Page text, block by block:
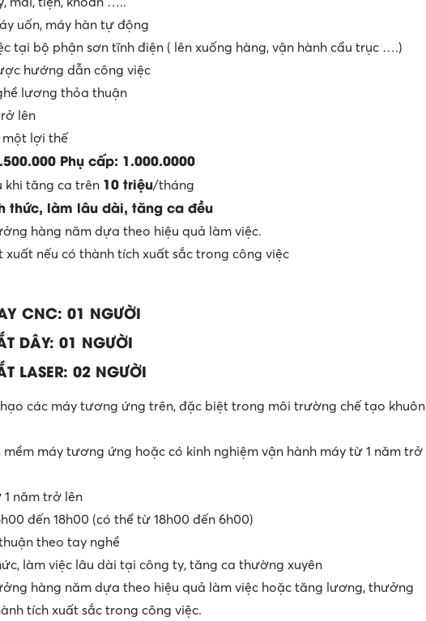
uốn, máy hàn tự động
tại bộ phận sơn tĩnh điện ( lên xuống hàng, vận hành cẩu trục ….)
hướng dẫn công việc
lương thỏa thuận
lên
một lợi thế
Phụ cấp: 1.000.0000
khi tăng ca trên 10 triệu/tháng
thức, làm lâu dài, tăng ca đều
hàng năm dựa theo hiệu quả làm việc.
nếu có thành tích xuất sắc trong công việc
CNC: 01 NGƯỜI
DÂY: 01 NGƯỜI
LASER: 02 NGƯỜI
các máy tương ứng trên, đặc biệt trong môi trường chế tạo khuôn
mềm máy tương ứng hoặc có kinh nghiệm vận hành máy từ 1 năm trở
1 năm trở lên
đến 18h00 (có thể từ 18h00 đến 6h00)
theo tay nghề
làm việc lâu dài tại công ty, tăng ca thường xuyên
hàng năm dựa theo hiệu quả làm việc hoặc tăng lương, thưởng
tích xuất sắc trong công việc.